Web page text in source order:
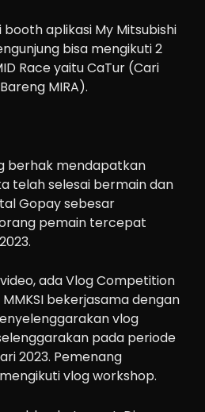
aplikasi My Mitsubishi
bisa mengikuti 2
Race yaitu CaTur (Cari
MIRA).
berhak mendapatkan
telah selesai bermain dan
Gopay sebesar
orang pemain tercepat
ada Vlog Competition
bekerjasama dengan
vlog
pada periode
2023. Pemenang
vlog workshop.